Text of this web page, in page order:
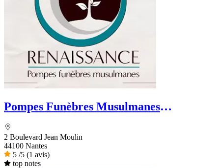
Pompes Funèbres Musulmanes
2 Boulevard Jean Moulin
44100 Nantes
5 /5 (1 avis)
top notes